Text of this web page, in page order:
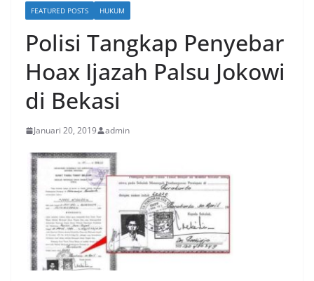
FEATURED POSTS HUKUM
Polisi Tangkap Penyebar
Hoax Ijazah Palsu Jokowi
di Bekasi
Januari 20, 2019 admin